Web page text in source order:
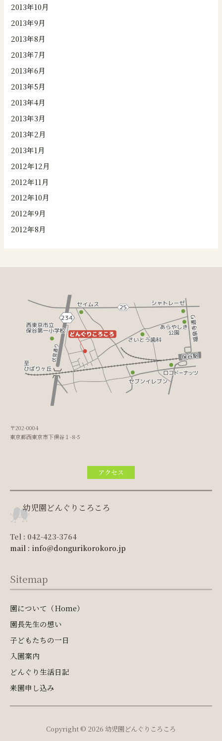
2013年10月
2013年9月
2013年8月
2013年7月
2013年6月
2013年5月
2013年4月
2013年3月
2013年2月
2013年1月
2012年12月
2012年11月
2012年10月
2012年9月
2012年8月
〒202-0004
東京都西東京市下保谷１-8-5
アクセス
幼児園どんぐりころころ
Tel : 042-423-3764
mail : info@dongurikorokoro.jp
Sitemap
園について（Home）
園長先生の想い
子どもたちの一日
入園案内
どんぐり生活日記
来園申し込み
Copyright © 2026 幼児園どんぐりころころ